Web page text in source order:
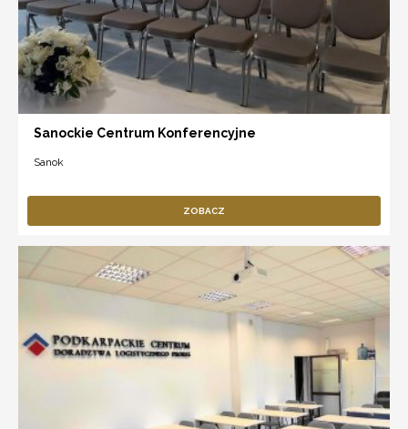
Sanockie Centrum Konferencyjne
Sanok
ZOBACZ